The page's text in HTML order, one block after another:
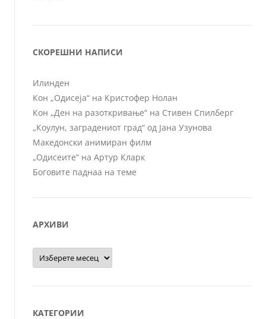
СКОРЕШНИ НАПИСИ
Илинден
Кон „Одисеја“ на Кристофер Нолан
Кон „Ден на разоткривање“ на Стивен Спилберг
„Коулун, заградениот град“ од Јана Узунова
Македонски анимиран филм
„Одисеите“ на Артур Кларк
Боговите паднаа на теме
АРХИВИ
Архиви
КАТЕГОРИИ